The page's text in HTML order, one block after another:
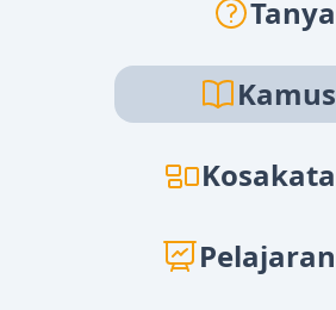
Tanya
Kamus
Kosakata
Pelajaran